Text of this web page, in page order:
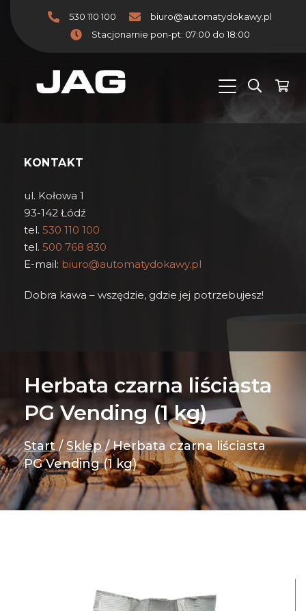
530 110 100
biuro@automatydokawy.pl
Stacjonarnie pon-pt: 07:00 do 18:00
KONTAKT
ul. Kołowa 1
93-142 Łódź
tel. 530 110 100
tel. 500 768 830
E-mail: biuro@automatydokawy.pl
Dobra kawa – wszędzie, gdzie jej potrzebujesz!
Herbata czarna liściasta
PG Vending (1 kg)
Start / Sklep / Herbata czarna liściasta
PG Vending (1 kg)